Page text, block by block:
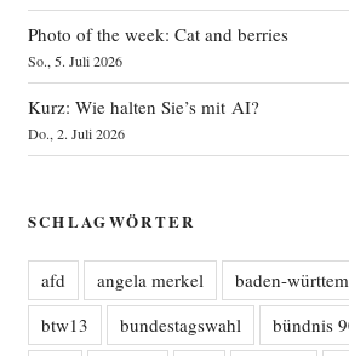
Photo of the week: Cat and berries
So., 5. Juli 2026
Kurz: Wie halten Sie’s mit AI?
Do., 2. Juli 2026
SCHLAGWÖRTER
afd angela merkel baden-
btw13
bundestagswahl
bündnis